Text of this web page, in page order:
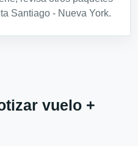
Santiago - Nueva York.
vuelo +